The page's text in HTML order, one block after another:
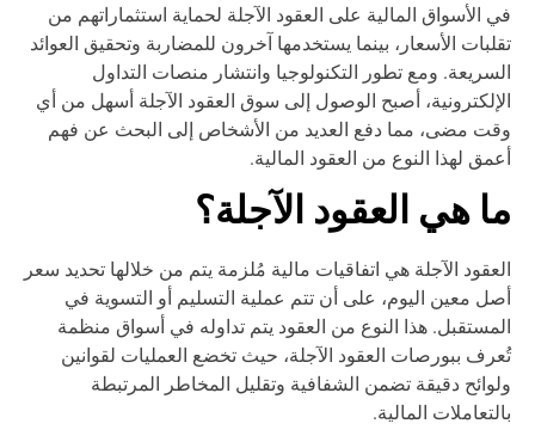
الأسواق المالية على العقود الآجلة لحماية استثماراتهم من
الأسعار، بينما يستخدمها آخرون للمضاربة وتحقيق العوائد
ومع تطور التكنولوجيا وانتشار منصات التداول
أصبح الوصول إلى سوق العقود الآجلة أسهل من أي
مضى، مما دفع العديد من الأشخاص إلى البحث عن فهم
لهذا النوع من العقود المالية.
هي العقود الآجلة؟
الآجلة هي اتفاقيات مالية مُلزمة يتم من خلالها تحديد سعر
معين اليوم، على أن تتم عملية التسليم أو التسوية في
هذا النوع من العقود يتم تداوله في أسواق منظمة
ببورصات العقود الآجلة، حيث تخضع العمليات لقوانين
دقيقة تضمن الشفافية وتقليل المخاطر المرتبطة
المالية.